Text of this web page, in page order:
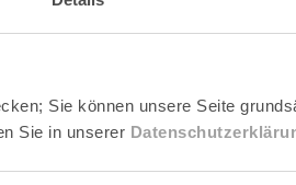
Sie können unsere Seite
Sie in unserer
Kuchenspezialitäten.